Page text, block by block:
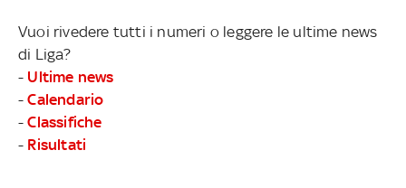
Vuoi rivedere tutti i numeri o leggere le ultime news
di Liga?
- Ultime news
-Calendario
-Classifiche
- Risultati